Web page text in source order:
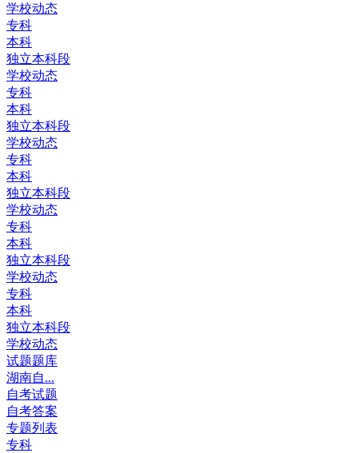
学校动态
专科
本科
独立本科段
学校动态
专科
本科
独立本科段
学校动态
专科
本科
独立本科段
学校动态
专科
本科
独立本科段
学校动态
专科
本科
独立本科段
学校动态
试题题库
湖南自...
自考试题
自考答案
专题列表
专科